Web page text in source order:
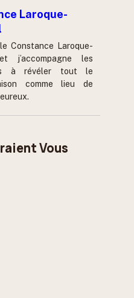
Laroque-
Constance Laroque-
j’accompagne les
à révéler tout le
comme lieu de
Vous